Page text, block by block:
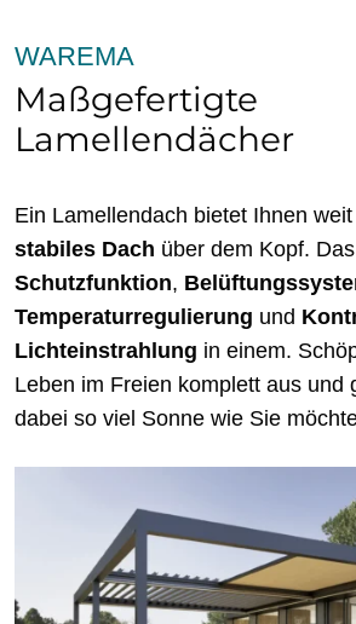
WAREMA
Maßgefertigte
Lamellendächer
Ein Lamellendach bietet Ihnen
stabiles Dach über dem Kopf.
Schutzfunktion,
Temperaturregulierung und
Lichteinstrahlung in einem.
Leben im Freien komplett aus und
dabei so viel Sonne wie Sie